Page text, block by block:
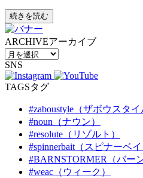
続きを読む
ARCHIVEアーカイブ
SNS
TAGSタグ
#zaboustyle（ザボウスタイ
#noun（ナウン）
#resolute（リゾルト）
#spinnerbait（スピナーベイ
#BARNSTORMER（バー
#weac（ウィーク）